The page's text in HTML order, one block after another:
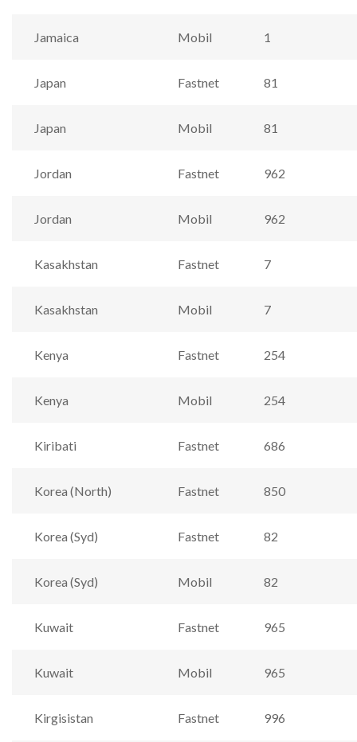
Jamaica Mobil 1
Japan Fastnet 81
Japan Mobil 81
Jordan Fastnet 962
Jordan Mobil 962
Kasakhstan Fastnet 7
Kasakhstan Mobil 7
Kenya Fastnet 254
Kenya Mobil 254
Kiribati Fastnet 686
Korea (North) Fastnet 850
Korea (Syd) Fastnet 82
Korea (Syd) Mobil 82
Kuwait Fastnet 965
Kuwait Mobil 965
Kirgisistan Fastnet 996